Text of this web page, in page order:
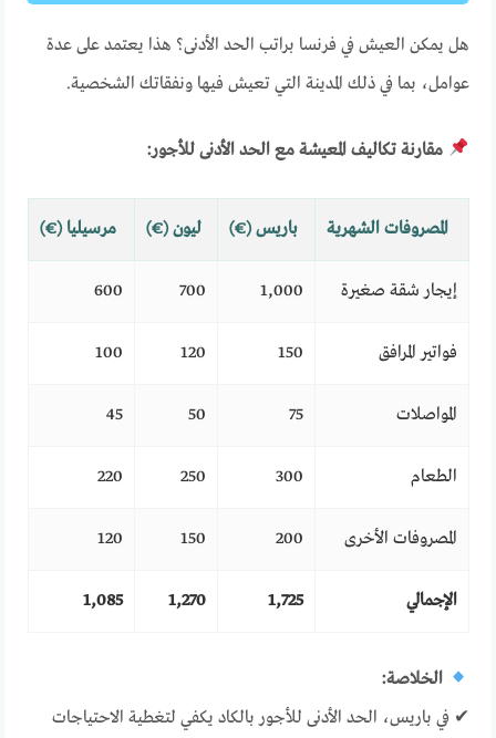
هل يمكن العيش في فرنسا براتب الحد الأدنى؟ هذا يعتمد على عدة
عوامل، بما في ذلك المدينة التي تعيش فيها ونفقاتك الشخصية.
مقارنة تكاليف المعيشة مع الحد الأدنى للأجور:
المصروفات الشهرية باريس (€) ليون (€) مرسيليا (€)
إيجار شقة صغيرة 1,000
700
600
فواتير المرافق 150
120
100
المواصلات 75
50
45
الطعام 300
250
220
المصروفات الأخرى 200
150
120
الإجمالي 1,725
1,270
1,085
الخلاصة:
✔ في باريس، الحد الأدنى للأجور بالكاد يكفي لتغطية الاحتياجات